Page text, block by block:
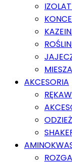
AKCESORIA
ODZIEŻ